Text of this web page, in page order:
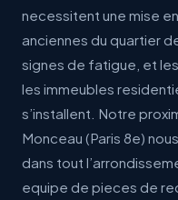
necessitent une mise
anciennes du quartier
signes de fatigue, et
les immeubles
s’installent. Notre
Monceau (Paris 8e)
dans tout
equipe de pieces de